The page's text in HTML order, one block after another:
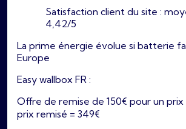
Satisfaction client du site :
4,42/5
La prime énergie évolue si batterie
Europe
Easy wallbox FR :
Offre de remise de 150€ pour un
prix remisé = 349€